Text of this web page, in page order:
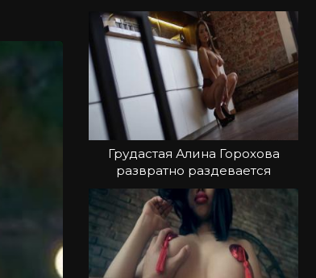
Грудастая Алина Горохова
развратно раздевается